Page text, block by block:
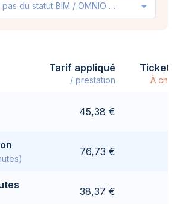
Je ne bénéficie pas du statut BIM / OMNIO / VIPO
Tarif appliqué
/ prestation
Ticket
À
45,38 €
76,73 €
38,37 €